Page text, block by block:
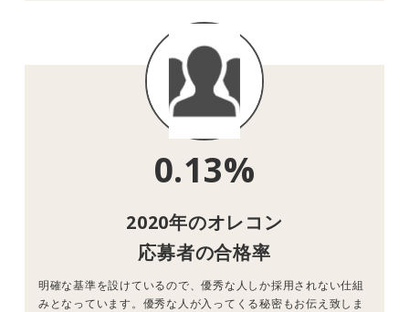
0.13%
2020年のオレコン
応募者の合格率
明確な基準を設けているので、優秀な人しか採用されない仕組
みとなっています。優秀な人が入ってくる秘密もお伝え致しま